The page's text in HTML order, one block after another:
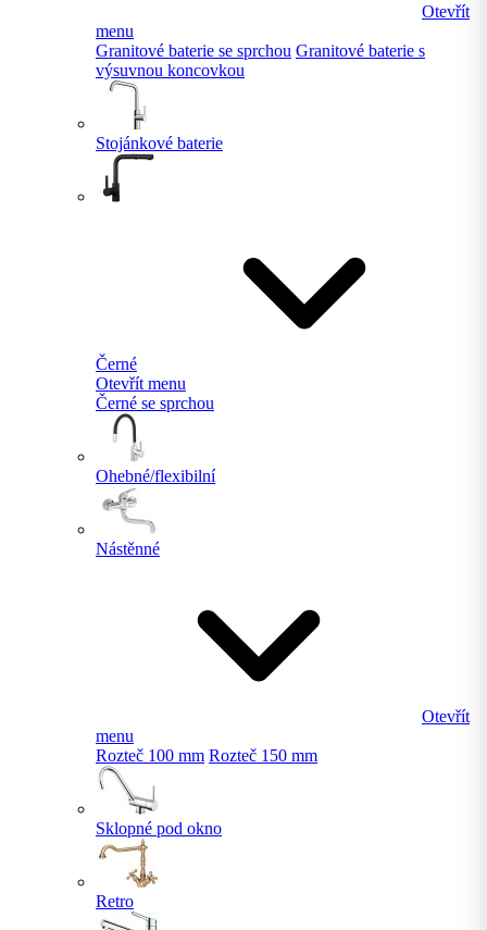
Otevřít
menu
Granitové baterie se sprchou Granitové baterie s
výsuvnou koncovkou
Stojánkové baterie
Černé
Otevřít menu
Černé se sprchou
Ohebné/flexibilní
Nástěnné
Otevřít
menu
Rozteč 100 mm Rozteč 150 mm
Sklopné pod okno
Retro